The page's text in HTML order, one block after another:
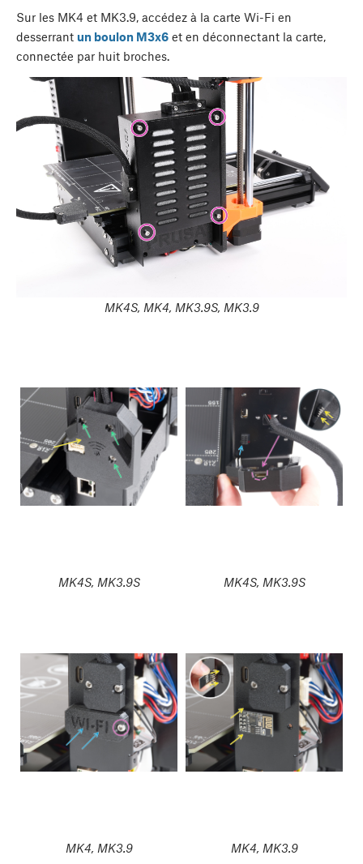
Sur les MK4 et MK3.9, accédez à la carte Wi-Fi en
desserrant un boulon M3x6 et en déconnectant la carte,
connectée par huit broches.
MK4S, MK4, MK3.9S, MK3.9
MK4S, MK3.9S MK4S, MK3.9S
MK4, MK3.9 MK4, MK3.9